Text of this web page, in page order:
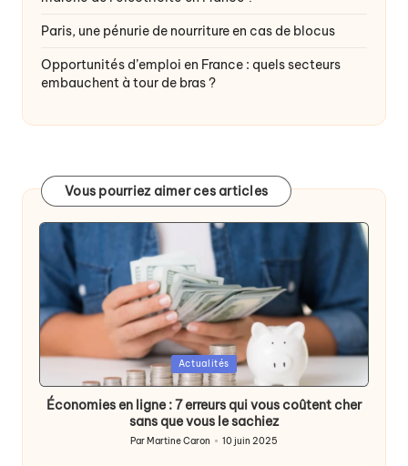
Paris, une pénurie de nourriture en cas de blocus
Opportunités d’emploi en France : quels secteurs
embauchent à tour de bras ?
Vous pourriez aimer ces articles
Posted
Actualités
Économies en ligne : 7 erreurs qui vous coûtent cher
sans que vous le sachiez
Publié
ParMartine Caron 10 juin 2025